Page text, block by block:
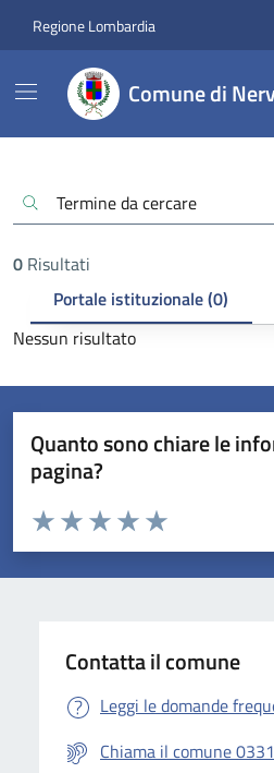
Regione Lombardia
Comune di
0 Risultati
Portale istituzionale (0)
Nessun risultato
Quanto sono chiare le
pagina?
Valuta da 1 a 5 stelle la pagina
Valuta 5 stelle
Valuta 4 stelle su 5
Valuta 3 stelle su 5
Valuta 2 stelle su 5
Valuta 1 stelle su 5
Contatta il comune
Leggi le domande
Chiama il comune